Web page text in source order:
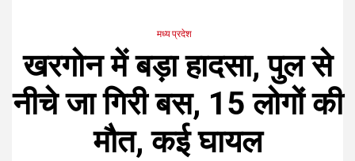
मध्य प्रदेश
खरगोन में बड़ा हादसा, पुल से
नीचे जा गिरी बस, 15 लोगों की
मौत, कई घायल